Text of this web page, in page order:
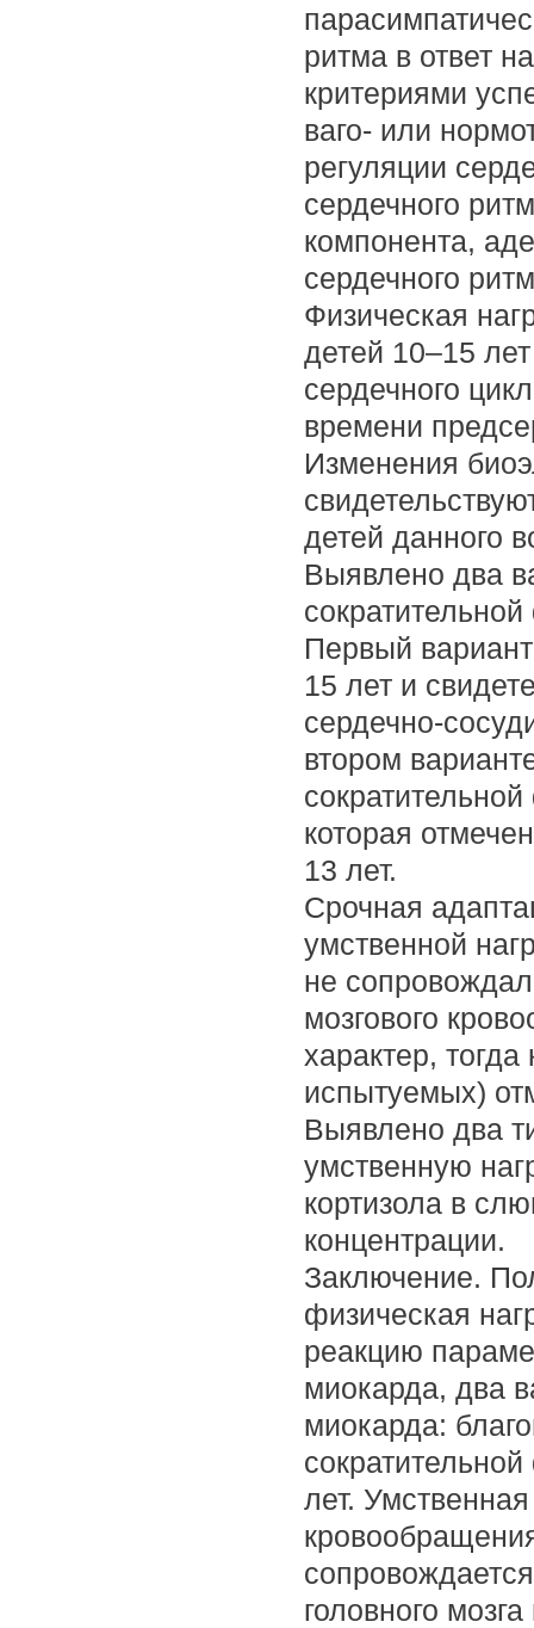
ритма в ответ
критериями
ваго- или
регуляции
сердечного
компонента,
сердечного
Физическая
детей 10–15
сердечного
времени
Изменения
детей данного
Выявлено два
Первый
15 лет и
сердечно-
втором
которая
13 лет.
Срочная
умственной
не
мозгового
характер,
испытуемых)
Выявлено два
умственную
кортизола в
концентрации.
Заключение.
физическая
реакцию
миокарда, два
миокарда:
лет.
головного